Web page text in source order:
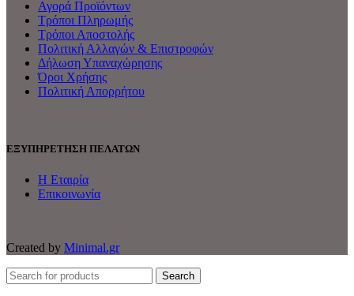
Αγορά Προϊόντων
Τρόποι Πληρωμής
Τρόποι Αποστολής
Πολιτική Αλλαγών & Επιστροφών
Δήλωση Υπαναχώρησης
Όροι Χρήσης
Πολιτική Απορρήτου
ΕΞΥΠΗΡΕΤΗΣΗ ΠΕΛΑΤΩΝ
Η Εταιρία
Επικοινωνία
Created by Minimal.gr
Search